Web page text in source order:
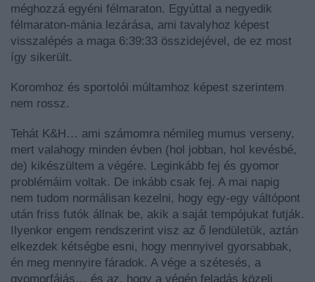
méghozzá egyéni félmaraton. Egyúttal a negyedik
félmaraton-mánia lezárása, ami tavalyhoz képest
visszalépés a maga 6:39:33 összidejével, de ez most
így sikerült.
Koromhoz és sportolói múltamhoz képest szerintem
nem rossz.
Tehát K&H… ami számomra némileg mumus verseny,
mert valahogy minden évben (hol jobban, hol kevésbé,
de) kikészültem a végére. Leginkább fej és gyomor
problémáim voltak. De inkább csak fej. A mai napig
nem tudom normálisan kezelni, hogy egy-egy váltópont
után friss futók állnak be, akik a saját tempójukat futják.
Ilyenkor engem rendszerint visz az ő lendületük, aztán
elkezdek kétségbe esni, hogy mennyivel gyorsabbak,
én meg mennyire fáradok. A vége a szétesés, a
gyomorfájás… és az, hogy a végén feladás közeli